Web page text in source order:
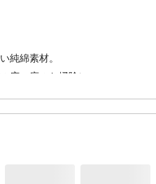
純綿素材。
広い床のお掃除に。